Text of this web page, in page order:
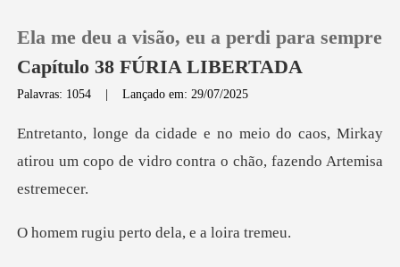
0
Histórico
Ela me deu a visão, eu a perdi para sempre
Capítulo 38 FÚRIA LIBERTADA
Palavras: 1054 |Lançado em: 29/07/2025
caos, Mirkay
atirou um copo de vidro co
perto dela, e